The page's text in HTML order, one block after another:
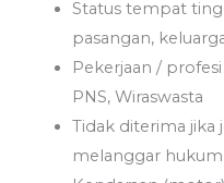
Status tempat
pasangan,
Pekerjaan /
PNS, Wiraswasta
Tidak diterima jika
melanggar hukum